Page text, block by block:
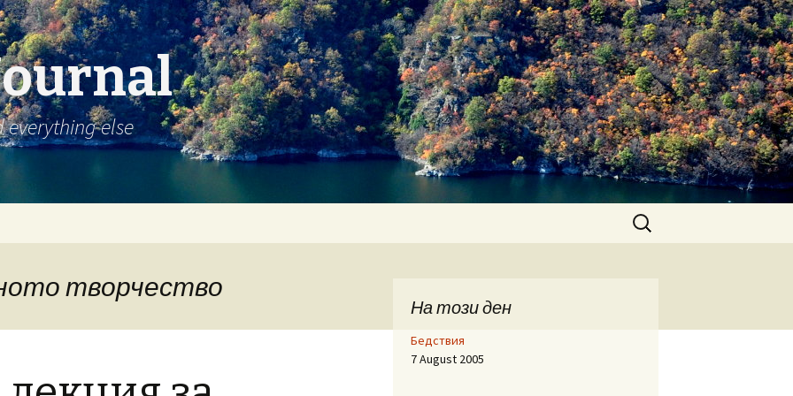
everything else
Search
for:
творчество
На този ден
Бедствия
7 August 2005